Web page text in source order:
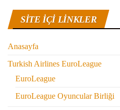
SITE IÇI LINKLER
Anasayfa
Turkish Airlines EuroLeague
EuroLeague
EuroLeague Oyuncular Birliği